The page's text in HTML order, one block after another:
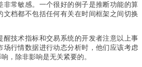
非常敏感。一个很好的例子是推断功能的算
文档都不包括任何有关在时间框架之间切换
醒技术指标和交易系统的开发者注意以上事
场行情数据进行动态分析时，他们应该考虑
，除非影响是无关紧要的。